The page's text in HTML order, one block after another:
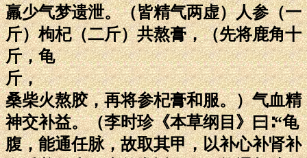
羸少气梦遗泄。（皆精气两虚）人参（一
斤）枸杞（二斤）共熬膏，（先将鹿角十
斤，龟
斤，
桑柴火熬胶，再将参杞膏和服。）气血精
神交补益。（李时珍《本草纲目》曰∶“龟
腹，能通任脉，故取其甲，以补心补肾补